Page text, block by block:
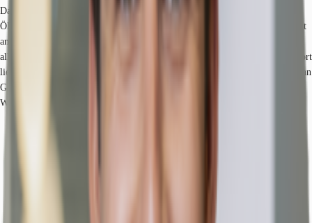
Das Objekt liegt in einer exponierten Lage in der Kölner City zwischen den
ÖPNV-Knotenpunkten Friesenplatz und Rudolfplatz. Die zentrale Lage direkt
an den Kölner Ringstraßen ermöglicht ein schnelles und bequemes Erreichen
aller wichtigen lokalen und überregionalen Verkehrsanbindungen. Der Standort
liegt nahe dem zum Wohnen sehr beliebten Belgischen Viertel. Eine Vielfalt an
Geschäften, Restaurants, Cafés und Hotels rund um das Objekt lassen keine
Wünsche offen.
Bundesautobahn, A 57, Fahrzeit: 9 min